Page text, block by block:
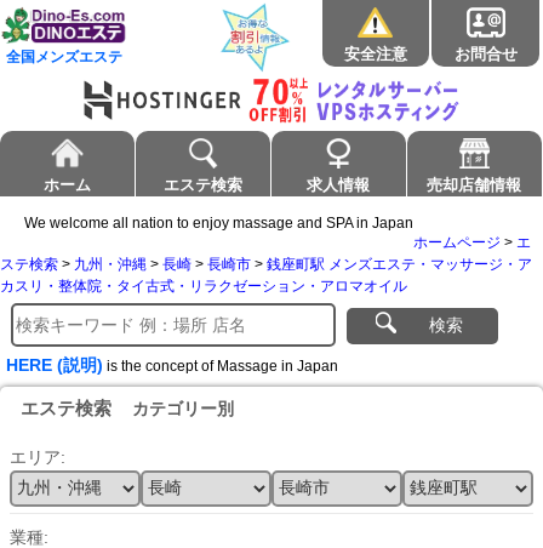
全国メンズエステ 安全注意 お問合せ
ホーム エステ検索 求人情報 売却店舗情報
We welcome all nation to enjoy massage and SPA in Japan
ホームページ > エ
ステ検索 > 九州・沖縄 > 長崎 > 長崎市 > 銭座町駅 メンズエステ・マッサージ・ア
カスリ・整体院・タイ古式・リラクゼーション・アロマオイル
検索
HERE (説明) is the concept of Massage in Japan
エステ検索 カテゴリー別
エリア:
業種: